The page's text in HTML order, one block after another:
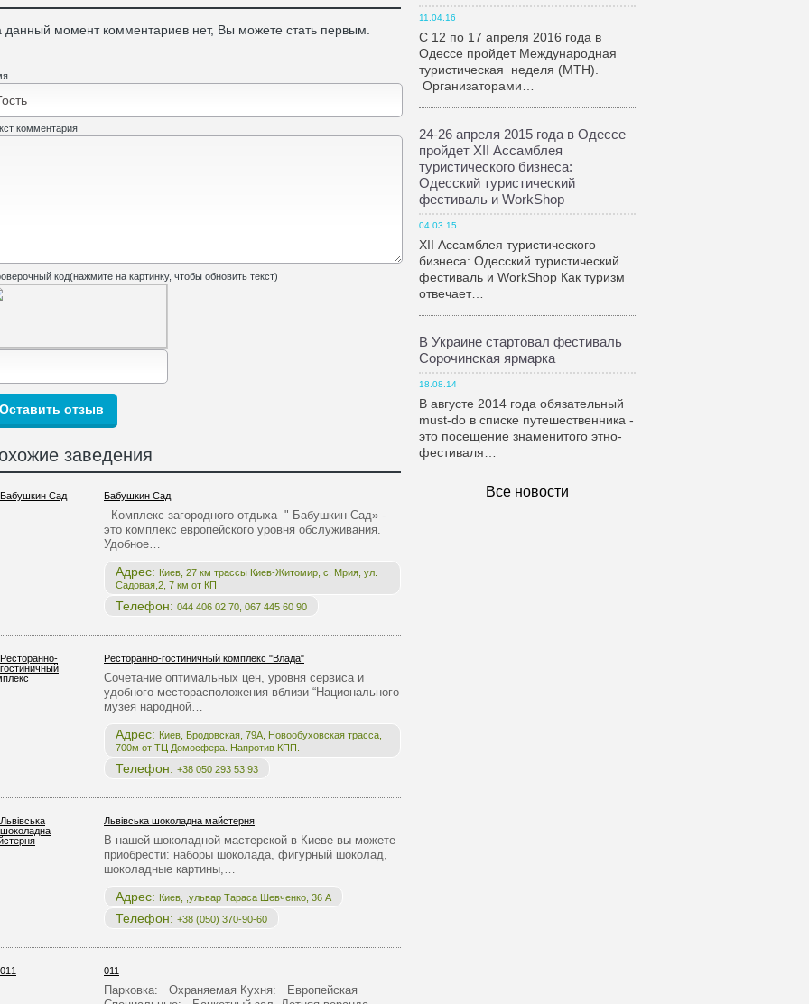
данный момент комментариев нет, Вы можете стать первым.
комментария
код(нажмите на картинку, чтобы обновить текст)
заведения
Бабушкин Сад
Комплекс загородного отдыха " Бабушкин Сад» -
это комплекс европейского уровня обслуживания.
Удобное…
Адрес: Киев, 27 км трассы Киев-Житомир, с. Мрия, ул.
Садовая,2, 7 км от КП
Телефон: 044 406 02 70, 067 445 60 90
Ресторанно-гостиничный комплекс "Влада"
Сочетание оптимальных цен, уровня сервиса и
удобного месторасположения вблизи “Национального
музея народной…
Адрес: Киев, Бродовская, 79А, Новообуховская трасса,
700м от ТЦ Домосфера. Напротив КПП.
Телефон: +38 050 293 53 93
Львівська шоколадна майстерня
В нашей шоколадной мастерской в Киеве вы можете
приобрести: наборы шоколада, фигурный шоколад,
шоколадные картины,…
Адрес: Киев, ,ульвар Тараса Шевченко, 36 А
Телефон: +38 (050) 370-90-60
011
Парковка: Охраняемая Кухня: Европейская
11.04.16
С 12 по 17 апреля 2016 года в
Одессе пройдет Международная
туристическая неделя (МТН).
Организаторами…
24-26 апреля 2015 года в Одессе
пройдет XII Ассамблея
туристического бизнеса:
Одесский туристический
фестиваль и WorkShop
04.03.15
XII Ассамблея туристического
бизнеса: Одесский туристический
фестиваль и WorkShop Как туризм
отвечает…
В Украине стартовал фестиваль
Сорочинская ярмарка
18.08.14
В августе 2014 года обязательный
must-do в списке путешественника -
это посещение знаменитого этно-
фестиваля…
Все новости